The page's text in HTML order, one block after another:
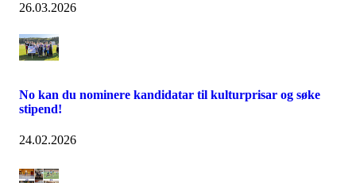
26.03.2026
No kan du nominere kandidatar til kulturprisar og søke
stipend!
24.02.2026